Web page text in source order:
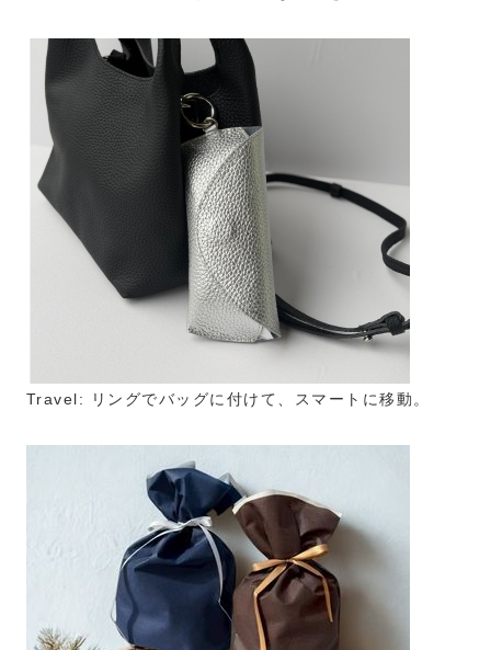
Travel: リングでバッグに付けて、スマートに移動。